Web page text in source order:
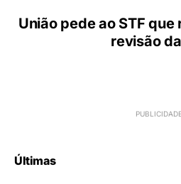
União pede ao STF
revisão
Últimas